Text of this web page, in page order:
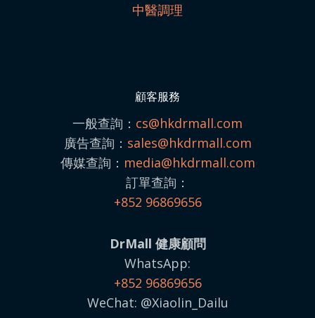
中醫調理
顧客服務
一般查詢： cs@hkdrmall.com
廣告查詢： sales@hkdrmall.com
傳媒查詢： media@hkdrmall.com
訂單查詢：
+852 96869656
DrMall 健康顧問
WhatsApp:
+852 96869656
WeChat: @Xiaolin_Dailu